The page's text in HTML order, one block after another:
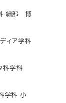
細部 博
ィア学科
科学科
学科 小